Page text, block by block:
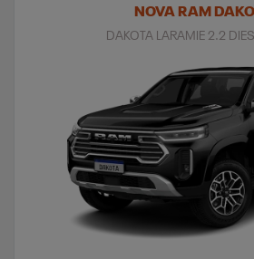
NOVA RAM
DAKOTA LARAMIE 2.2